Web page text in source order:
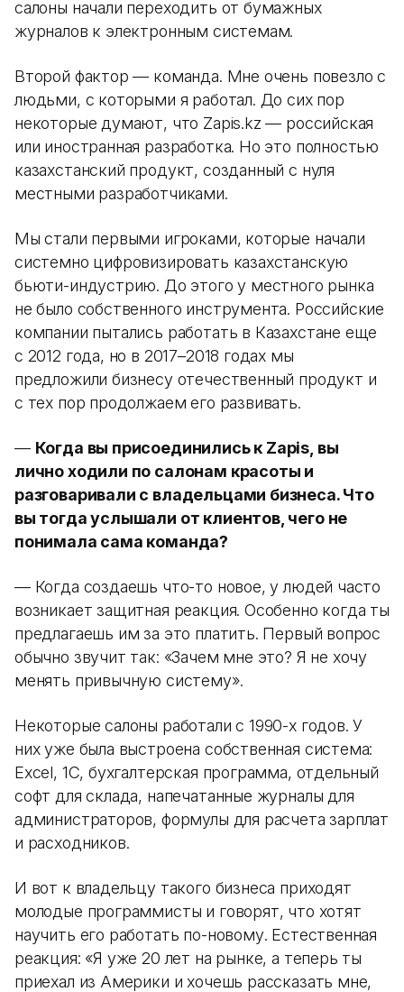
салоны начали переходить от бумажных
журналов к электронным системам.
Второй фактор — команда. Мне очень повезло с
людьми, с которыми я работал. До сих пор
некоторые думают, что Zapis.kz — российская
или иностранная разработка. Но это полностью
казахстанский продукт, созданный с нуля
местными разработчиками.
Мы стали первыми игроками, которые начали
системно цифровизировать казахстанскую
бьюти-индустрию. До этого у местного рынка
не было собственного инструмента. Российские
компании пытались работать в Казахстане еще
с 2012 года, но в 2017–2018 годах мы
предложили бизнесу отечественный продукт и
с тех пор продолжаем его развивать.
— Когда вы присоединились к Zapis, вы
лично ходили по салонам красоты и
разговаривали с владельцами бизнеса. Что
вы тогда услышали от клиентов, чего не
понимала сама команда?
— Когда создаешь что-то новое, у людей часто
возникает защитная реакция. Особенно когда ты
предлагаешь им за это платить. Первый вопрос
обычно звучит так: «Зачем мне это? Я не хочу
менять привычную систему».
Некоторые салоны работали с 1990-х годов. У
них уже была выстроена собственная система:
Excel, 1С, бухгалтерская программа, отдельный
софт для склада, напечатанные журналы для
администраторов, формулы для расчета зарплат
и расходников.
И вот к владельцу такого бизнеса приходят
молодые программисты и говорят, что хотят
научить его работать по-новому. Естественная
реакция: «Я уже 20 лет на рынке, а теперь ты
приехал из Америки и хочешь рассказать мне,